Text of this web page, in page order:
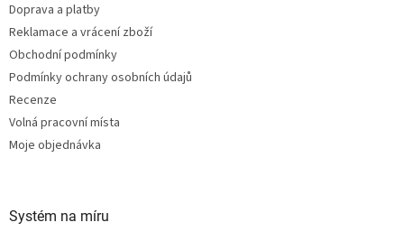
Doprava a platby
Reklamace a vrácení zboží
Obchodní podmínky
Podmínky ochrany osobních údajů
Recenze
Volná pracovní místa
Moje objednávka
Systém na míru